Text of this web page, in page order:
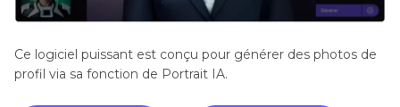
Ce logiciel puissant est conçu pour générer des photos de
profil via sa fonction de Portrait IA.